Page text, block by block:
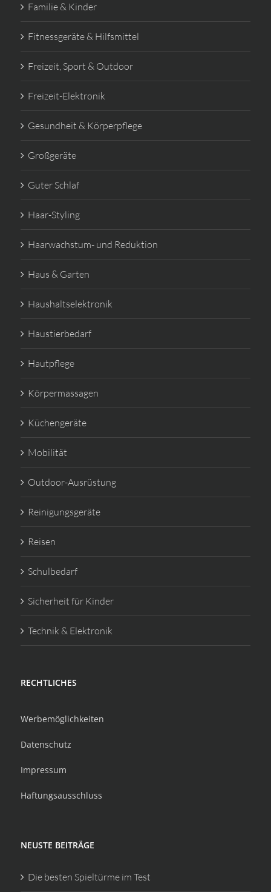
Familie & Kinder
Fitnessgeräte & Hilfsmittel
Freizeit, Sport & Outdoor
Freizeit-Elektronik
Gesundheit & Körperpflege
Großgeräte
Guter Schlaf
Haar-Styling
Haarwachstum- und Reduktion
Haus & Garten
Haushaltselektronik
Haustierbedarf
Hautpflege
Körpermassagen
Küchengeräte
Mobilität
Outdoor-Ausrüstung
Reinigungsgeräte
Reisen
Schulbedarf
Sicherheit für Kinder
Technik & Elektronik
RECHTLICHES
Werbemöglichkeiten
Datenschutz
Impressum
Haftungsausschluss
NEUSTE BEITRÄGE
Die besten Spieltürme im Test